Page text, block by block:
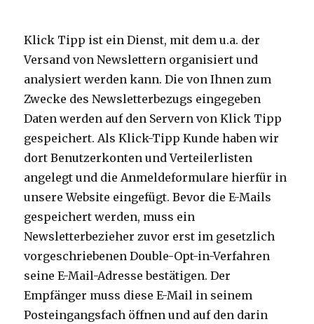
Klick Tipp ist ein Dienst, mit dem u.a. der
Versand von Newslettern organisiert und
analysiert werden kann. Die von Ihnen zum
Zwecke des Newsletterbezugs eingegeben
Daten werden auf den Servern von Klick Tipp
gespeichert. Als Klick-Tipp Kunde haben wir
dort Benutzerkonten und Verteilerlisten
angelegt und die Anmeldeformulare hierfür in
unsere Website eingefügt. Bevor die E-Mails
gespeichert werden, muss ein
Newsletterbezieher zuvor erst im gesetzlich
vorgeschriebenen Double-Opt-in-Verfahren
seine E-Mail-Adresse bestätigen. Der
Empfänger muss diese E-Mail in seinem
Posteingangsfach öffnen und auf den darin